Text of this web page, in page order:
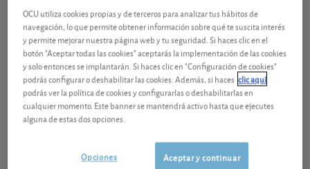
Contenido reservado a SOCIOS
Gestiona tu dinero con visión
experta
y consigue que cada euro trabaje
OCU utiliza cookies propias y de terceros para analizar tus hábitos de
navegación, lo que permite obtener información sobre qué te suscita interés
y permite mejorar nuestra página web y tu seguridad. Si haces clic en el
botón "Aceptar todas las cookies" aceptarás la implementación de las cookies
y solo entonces se implantarán. Si haces clic en "Configuración de cookies"
podrás configurar o deshabilitar las cookies. Además, si haces clic aquí
podrás ver la política de cookies y configurarlas o deshabilitarlas en
cualquier momento. Este banner se mantendrá activo hasta que ejecutes
alguna de estas dos opciones.
Aceptar y continuar
Opciones